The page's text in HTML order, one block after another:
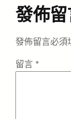
發佈
發佈留言必須
留言 *